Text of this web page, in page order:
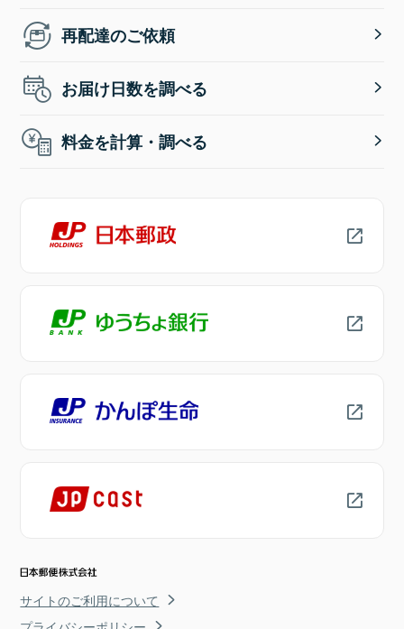
再配達のご依頼
お届け日数を調べる
料金を計算・調べる
サイトのご利用について